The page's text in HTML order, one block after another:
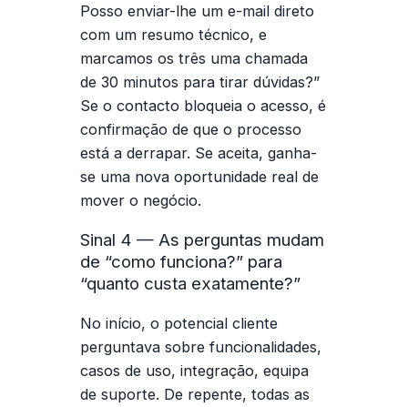
Posso enviar-lhe um e-mail direto
com um resumo técnico, e
marcamos os três uma chamada
de 30 minutos para tirar dúvidas?”
Se o contacto bloqueia o acesso, é
confirmação de que o processo
está a derrapar. Se aceita, ganha-
se uma nova oportunidade real de
mover o negócio.
Sinal 4 — As perguntas mudam
de “como funciona?” para
“quanto custa exatamente?”
No início, o potencial cliente
perguntava sobre funcionalidades,
casos de uso, integração, equipa
de suporte. De repente, todas as